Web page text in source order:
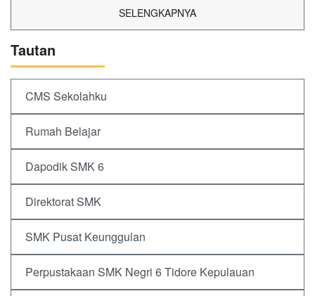
SELENGKAPNYA
Tautan
CMS Sekolahku
Rumah Belajar
Dapodik SMK 6
Direktorat SMK
SMK Pusat Keunggulan
Perpustakaan SMK Negri 6 Tidore Kepulauan